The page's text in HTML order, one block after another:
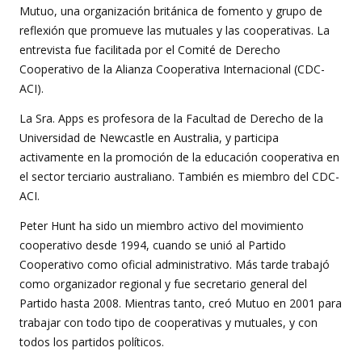
Mutuo, una organización británica de fomento y grupo de
reflexión que promueve las mutuales y las cooperativas. La
entrevista fue facilitada por el Comité de Derecho
Cooperativo de la Alianza Cooperativa Internacional (CDC-
ACI).
La Sra. Apps es profesora de la Facultad de Derecho de la
Universidad de Newcastle en Australia, y participa
activamente en la promoción de la educación cooperativa en
el sector terciario australiano. También es miembro del CDC-
ACI.
Peter Hunt ha sido un miembro activo del movimiento
cooperativo desde 1994, cuando se unió al Partido
Cooperativo como oficial administrativo. Más tarde trabajó
como organizador regional y fue secretario general del
Partido hasta 2008. Mientras tanto, creó Mutuo en 2001 para
trabajar con todo tipo de cooperativas y mutuales, y con
todos los partidos políticos.